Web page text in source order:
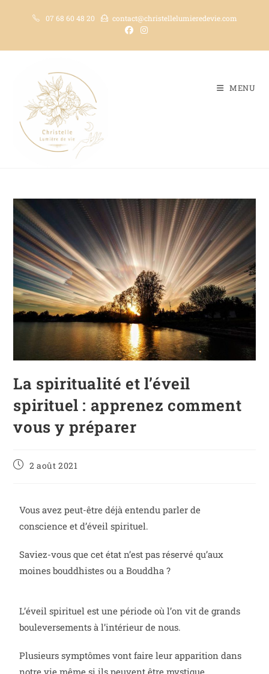
07 68 60 48 20 contact@christellelumieredevie.com
MENU
La spiritualité et l’éveil
spirituel : apprenez comment
vous y préparer
2 août 2021
Vous avez peut-être déjà entendu parler de
conscience et d’éveil spirituel.
Saviez-vous que cet état n’est pas réservé qu’aux
moines bouddhistes ou a Bouddha ?
L’éveil spirituel est une période où l’on vit de grands
bouleversements à l’intérieur de nous.
Plusieurs symptômes vont faire leur apparition dans
notre vie même si ils peuvent être mystique.